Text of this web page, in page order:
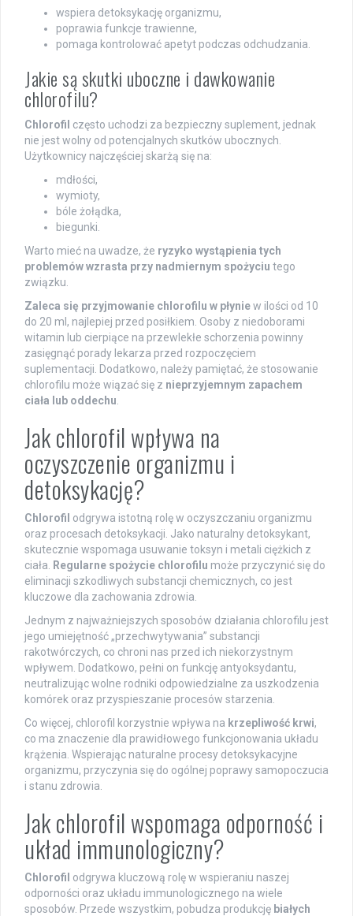
wspiera detoksykację organizmu,
poprawia funkcje trawienne,
pomaga kontrolować apetyt podczas odchudzania.
Jakie są skutki uboczne i dawkowanie
chlorofilu?
Chlorofil często uchodzi za bezpieczny suplement, jednak
nie jest wolny od potencjalnych skutków ubocznych.
Użytkownicy najczęściej skarżą się na:
mdłości,
wymioty,
bóle żołądka,
biegunki.
Warto mieć na uwadze, że ryzyko wystąpienia tych
problemów wzrasta przy nadmiernym spożyciu tego
związku.
Zaleca się przyjmowanie chlorofilu w płyniew ilości od 10
do 20 ml, najlepiej przed posiłkiem. Osoby z niedoborami
witamin lub cierpiące na przewlekłe schorzenia powinny
zasięgnąć porady lekarza przed rozpoczęciem
suplementacji. Dodatkowo, należy pamiętać, że stosowanie
chlorofilu może wiązać się z nieprzyjemnym zapachem
ciała lub oddechu
Jak chlorofil wpływa na
oczyszczenie organizmu i
detoksykację?
Chlorofil odgrywa istotną rolę w oczyszczaniu organizmu
oraz procesach detoksykacji. Jako naturalny detoksykant,
skutecznie wspomaga usuwanie toksyn i metali ciężkich z
ciała.
Regularne spożycie chlorofilu może przyczynić się do
eliminacji szkodliwych substancji chemicznych, co jest
kluczowe dla zachowania zdrowia.
Jednym z najważniejszych sposobów działania chlorofilu jest
jego umiejętność „przechwytywania” substancji
rakotwórczych, co chroni nas przed ich niekorzystnym
wpływem. Dodatkowo, pełni on funkcję antyoksydantu,
neutralizując wolne rodniki odpowiedzialne za uszkodzenia
komórek oraz przyspieszanie procesów starzenia.
Co więcej, chlorofil korzystnie wpływa na krzepliwość krwi,
co ma znaczenie dla prawidłowego funkcjonowania układu
krążenia. Wspierając naturalne procesy detoksykacyjne
organizmu, przyczynia się do ogólnej poprawy samopoczucia
i stanu zdrowia.
Jak chlorofil wspomaga odporność i
układ immunologiczny?
Chlorofil odgrywa kluczową rolę w wspieraniu naszej
odporności oraz układu immunologicznego na wiele
sposobów. Przede wszystkim, pobudza produkcję białych